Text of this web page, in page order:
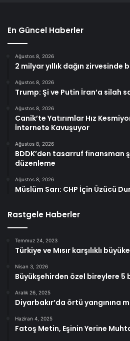
En Güncel Haberler
Ağustos 8, 2026
2 milyar yıllık dağın
Ağustos 8, 2026
Trump: Şi ve Putin İran’a silah
Ağustos 8, 2026
Canik’te Yatırımlar Hız
İnternete Kavuşuyor
Ağustos 8, 2026
BDDK’den tasarruf finansman
düzenleme
Ağustos 8, 2026
Müslüm Sarı: CHP İçin Üzücü
Rastgele Haberler
Temmuz 24, 2023
Türkiye ve Mısır karşılıklı
Nisan 3, 2026
Büyükşehirden özel bireylere
Aralık 26, 2025
Diyarbakır’da örtü yangınına
Haziran 4, 2025
Fatoş Metin, Eşinin Yerine